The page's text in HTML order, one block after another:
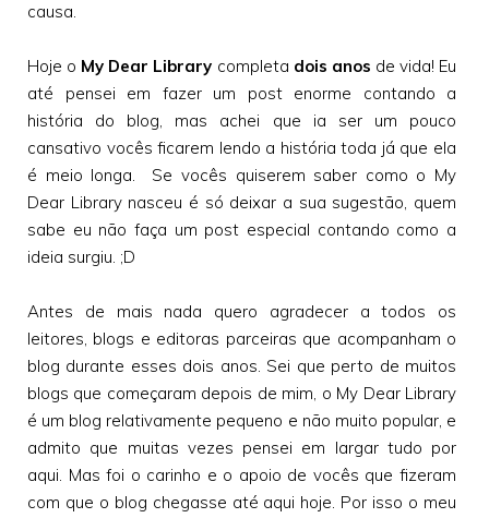
causa.
Hoje o My Dear Library completa dois anos de vida! Eu
até pensei em fazer um post enorme contando a
história do blog, mas achei que ia ser um pouco
cansativo vocês ficarem lendo a história toda já que ela
é meio longa. Se vocês quiserem saber como o My
Dear Library nasceu é só deixar a sua sugestão, quem
sabe eu não faça um post especial contando como a
ideia surgiu. ;D
Antes de mais nada quero agradecer a todos os
leitores, blogs e editoras parceiras que acompanham o
blog durante esses dois anos. Sei que perto de muitos
blogs que começaram depois de mim, o My Dear Library
é um blog relativamente pequeno e não muito popular, e
admito que muitas vezes pensei em largar tudo por
aqui. Mas foi o carinho e o apoio de vocês que fizeram
com que o blog chegasse até aqui hoje. Por isso o meu